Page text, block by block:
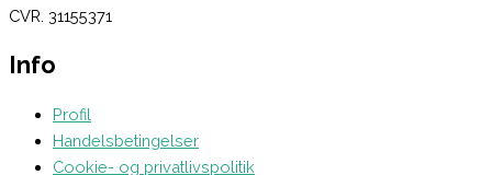
CVR. 31155371
Info
Profil
Handelsbetingelser
Cookie- og privatlivspolitik